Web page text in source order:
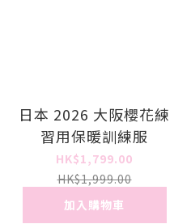
日本 2026 大阪櫻花練
習用保暖訓練服
HK$1,799.00
HK$1,999.00
加入購物車